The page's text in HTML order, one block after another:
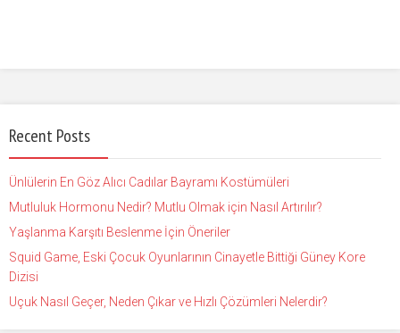
Recent Posts
Ünlülerin En Göz Alıcı Cadılar Bayramı Kostümüleri
Mutluluk Hormonu Nedir? Mutlu Olmak için Nasıl Artırılır?
Yaşlanma Karşıtı Beslenme İçin Öneriler
Squid Game, Eski Çocuk Oyunlarının Cinayetle Bittiği Güney Kore
Dizisi
Uçuk Nasıl Geçer, Neden Çıkar ve Hızlı Çözümleri Nelerdir?